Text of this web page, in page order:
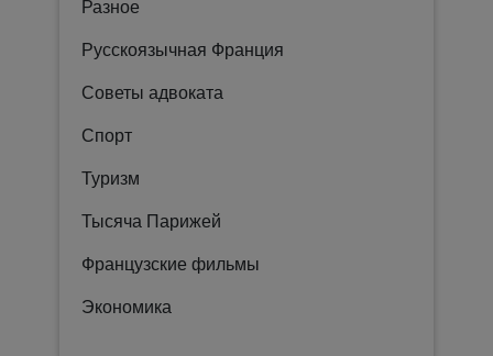
Разное
Русскоязычная Франция
Советы адвоката
Спорт
Туризм
Тысяча Парижей
Французские фильмы
Экономика